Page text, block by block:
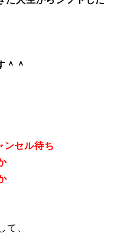
＾＾
セル待ち
て、